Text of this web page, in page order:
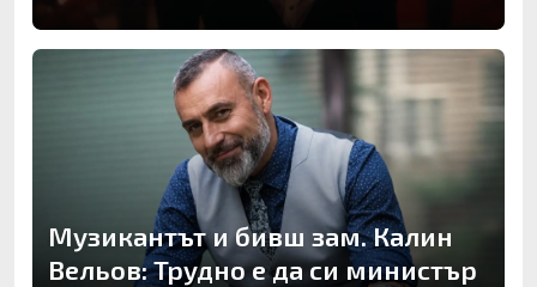
Музикантът и бивш зам. Калин
Вельов: Трудно е да си министър